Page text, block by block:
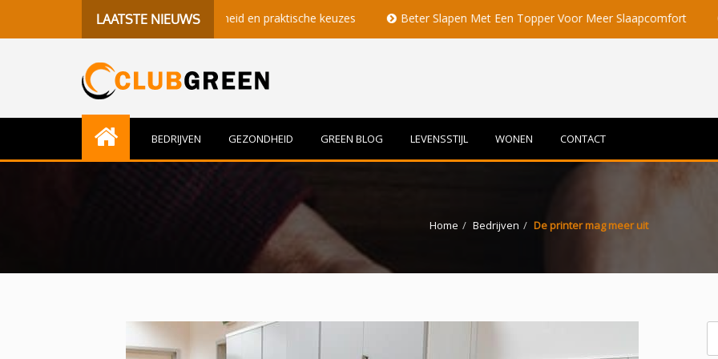
LAATSTE NIEUWS
momenten, gezondheid en praktische keuzes Beter Slapen Met Een Topper Voor Meer Slaapcomfort Volle
BEDRIJVEN GEZONDHEID GREEN BLOG LEVENSSTIJL WONEN CONTACT
Home Bedrijven De printer mag meer uit